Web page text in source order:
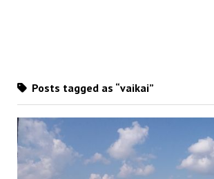
Posts tagged as “vaikai”